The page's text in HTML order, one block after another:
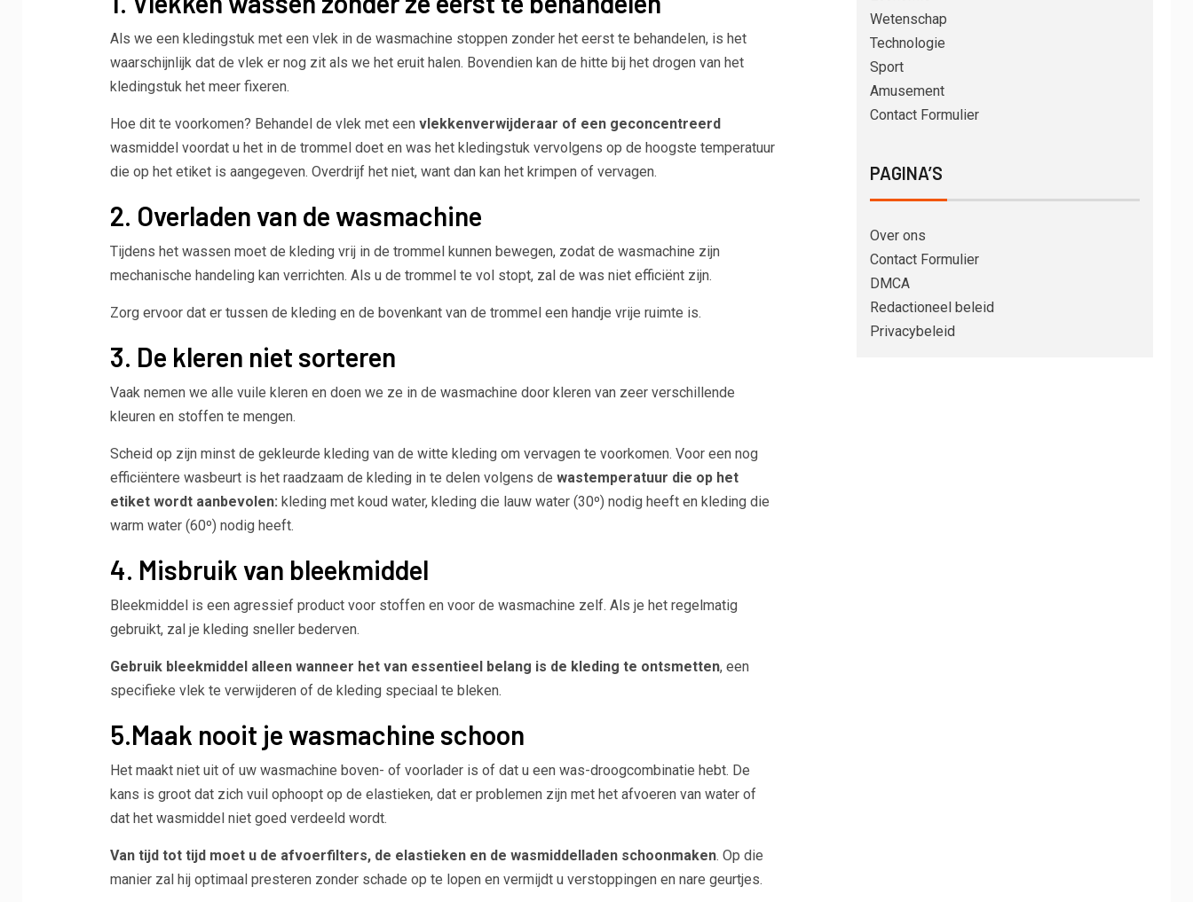
Als we een kledingstuk met een vlek in de wasmachine stoppen zonder het eerst te behandelen, is het
waarschijnlijk dat de vlek er nog zit als we het eruit halen. Bovendien kan de hitte bij het drogen van het
kledingstuk het meer fixeren.
Hoe dit te voorkomen? Behandel de vlek met een vlekkenverwijderaar of een geconcentreerd
wasmiddel voordat u het in de trommel doet en was het kledingstuk vervolgens op de hoogste temperatuur
die op het etiket is aangegeven. Overdrijf het niet, want dan kan het krimpen of vervagen.
2. Overladen van de wasmachine
Tijdens het wassen moet de kleding vrij in de trommel kunnen bewegen, zodat de wasmachine zijn
mechanische handeling kan verrichten. Als u de trommel te vol stopt, zal de was niet efficiënt zijn.
Zorg ervoor dat er tussen de kleding en de bovenkant van de trommel een handje vrije ruimte is.
3. De kleren niet sorteren
Vaak nemen we alle vuile kleren en doen we ze in de wasmachine door kleren van zeer verschillende
kleuren en stoffen te mengen.
Scheid op zijn minst de gekleurde kleding van de witte kleding om vervagen te voorkomen. Voor een nog
efficiëntere wasbeurt is het raadzaam de kleding in te delen volgens de wastemperatuur die op het
etiket wordt aanbevolen: kleding met koud water, kleding die lauw water (30º) nodig heeft en kleding die
warm water (60º) nodig heeft.
4. Misbruik van bleekmiddel
Bleekmiddel is een agressief product voor stoffen en voor de wasmachine zelf. Als je het regelmatig
gebruikt, zal je kleding sneller bederven.
Gebruik bleekmiddel alleen wanneer het van essentieel belang is de kleding te ontsmetten, een
specifieke vlek te verwijderen of de kleding speciaal te bleken.
5.Maak nooit je wasmachine schoon
Het maakt niet uit of uw wasmachine boven- of voorlader is of dat u een was-droogcombinatie hebt. De
kans is groot dat zich vuil ophoopt op de elastieken, dat er problemen zijn met het afvoeren van water of
dat het wasmiddel niet goed verdeeld wordt.
Van tijd tot tijd moet u de afvoerfilters, de elastieken en de wasmiddelladen schoonmaken. Op die
manier zal hij optimaal presteren zonder schade op te lopen en vermijdt u verstoppingen en nare geurtjes.
Wetenschap
Technologie
Sport
Amusement
Contact Formulier
PAGINA’S
Over ons
Contact Formulier
DMCA
Redactioneel beleid
Privacybeleid